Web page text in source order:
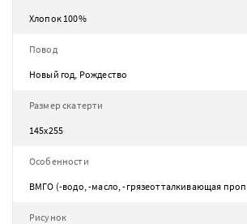
Хлопок 100%
Повод
Новый год, Рождество
Размер скатерти
145х255
Особенности
ВМГО (-водо, -масло, -грязеотталкивающая
Рисунок